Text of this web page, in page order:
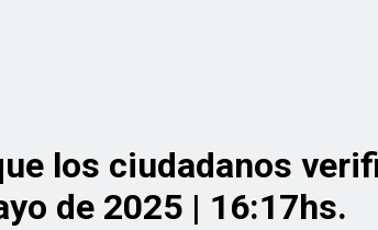
los ciudadanos
de 2025 | 16:17hs.